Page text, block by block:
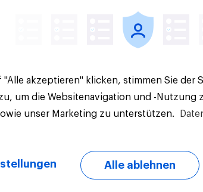
Bedürfnis
Artikel
"Alle akzeptieren" klicken, stimmen Sie der
zu, um die Websitenavigation und -Nutzung
unser Marketing zu unterstützen.
Alle ablehnen